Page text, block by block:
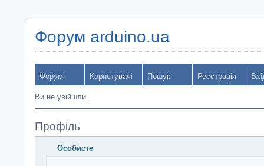
Форум arduino.ua
Форум Користувачі Пошук Реєстрація
Ви не увійшли.
Профіль
Особисте